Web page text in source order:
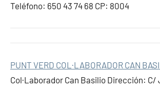
Teléfono: 650 43 74 68 CP: 8004
PUNT VERD COL·LABORADOR CAN
Col·Laborador Can Basilio Dirección: